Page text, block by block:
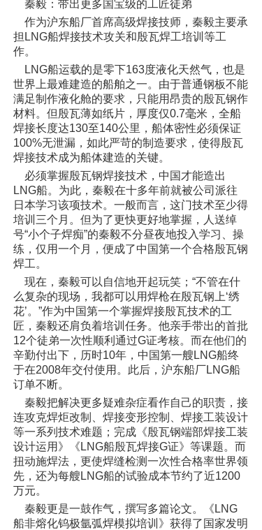
秦毅：带出更多国宝级的工匠徒弟
作为沪东船厂首席高级焊接技师，秦毅主要承
担LNG船焊接技术攻关和殷瓦焊工培训等工
作。
LNG船运载的是零下163度液化天然气，也是
世界上最难建造的船舶之一。由于普通钢板不能
满足制作液化舱的要求，只能用昂贵的殷瓦钢作
材料。但殷瓦薄如纸片，厚度仅0.7毫米，全船
焊接长度达130至140公里，船体密性必须保证
100%无泄漏，如此严苛的制造要求，使得殷瓦
焊接技术成为船体建造的关键。
必须掌握殷瓦钢焊接技术，中国才能造出
LNG船。为此，秦毅在十多年前就被公司派往
日本学习该项技术。一般而言，这门技术至少得
培训三个月。但为了更快更好地掌握，人送绰
号“小个子焊痴”的秦毅不分昼夜地投入学习、操
练，仅用一个月，便成了中国第一个合格殷瓦钢
焊工。
现在，秦毅可以自信地开起玩笑；“不管在什
么复杂的现场，我都可以用焊枪在殷瓦钢上‘绣
花’。”作为中国第一个掌握焊接殷瓦技术的工
匠，秦毅还肩负着培训任务。他亲手带出的首批
12个徒弟一次性顺利通过G证考核。而在他们的
辛勤付出下，历时10年，中国第一艘LNG船终
于在2008年交付使用。此后，沪东船厂LNG船
订单不断。
秦毅把解决更多疑难杂症看作自己的职责，接
连攻克焊炬改制、焊接变形控制、焊接工装设计
等一系列技术难题；完成《殷瓦钢端部焊接工装
设计运用》《LNG船殷瓦焊接G证》等课题。而
扭动施焊法，更使焊缝检测一次性合格率世界领
先，还为每艘LNG船的试验成本节约了近1200
万元。
秦毅更是一鼓作气，撰写多篇论文。《LNG
船非熔化钨极氩弧焊模拟培训》获得了国家发明